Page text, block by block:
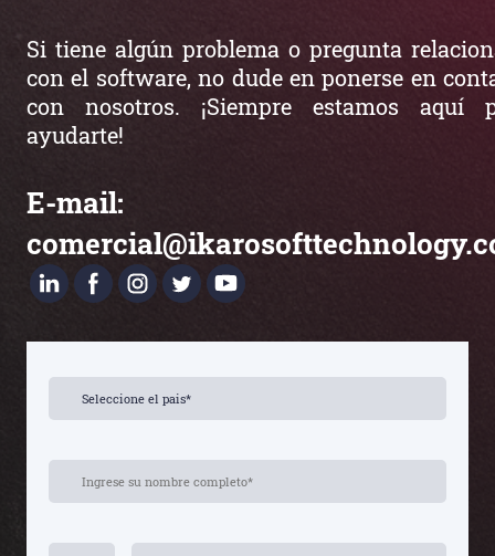
Si tiene algún problema o pregunta
con el software, no dude en ponerse en
con nosotros. ¡Siempre estamos aquí
ayudarte!
E-mail: